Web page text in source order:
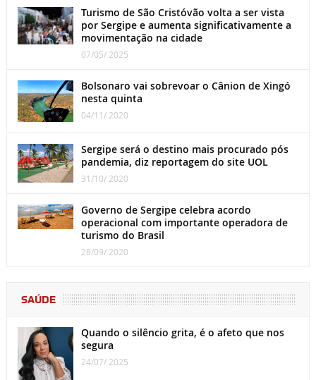
Turismo de São Cristóvão volta a ser vista
por Sergipe e aumenta significativamente a
movimentação na cidade
07/05/ 2025
Bolsonaro vai sobrevoar o Cânion de Xingó
nesta quinta
04/11/ 2020
Sergipe será o destino mais procurado pós
pandemia, diz reportagem do site UOL
31/10/ 2020
Governo de Sergipe celebra acordo
operacional com importante operadora de
turismo do Brasil
28/09/ 2020
SAÚDE
Quando o silêncio grita, é o afeto que nos
segura
24/07/ 2025